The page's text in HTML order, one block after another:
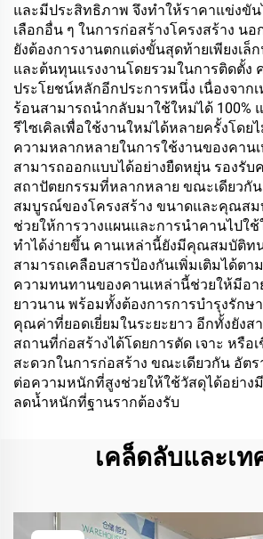
และมีประสิทธิภาพ จึงทำให้ราคาแข่งขัน
เลือกอื่น ๆ ในการก่อสร้างโครงสร้าง น
ยังต้องการงานตกแต่งขั้นสุดท้ายเพียงเล็
และต้นทุนแรงงานโดยรวมในการติดตั้ง
ประโยชน์หลักอีกประการหนึ่ง เนื่องจาก
ร้อนสามารถนำกลับมาใช้ใหม่ได้ 100%
รีไซเคิลเพื่อใช้งานใหม่ได้หลายครั้งโด
ความหลากหลายในการใช้งานของคาน
สามารถออกแบบได้อย่างยืดหยุ่น รองรับ
สถาปัตยกรรมที่หลากหลาย ขณะเดียวกัน
สมบูรณ์ของโครงสร้าง ขนาดและคุณสม
ช่วยให้การวางแผนและการนำคานไปใช้
ทำได้ง่ายขึ้น คานเหล่านี้ยังมีคุณสมบัติท
สามารถเคลือบสารป้องกันเพิ่มเติมได้ตา
ความทนทานของคานเหล่านี้ช่วยให้มีอา
ยาวนาน พร้อมทั้งต้องการการบำรุงรักษา
คุณค่าที่ยอดเยี่ยมในระยะยาว อีกทั้งยังส
สถานที่ก่อสร้างได้โดยการตัด เจาะ หรือ
สะดวกในการก่อสร้าง ขณะเดียวกัน อัต
ต่อความหนักที่สูงช่วยให้ใช้วัสดุได้อย่าง
ลดน้ำหนักที่ฐานรากต้องรับ
เคล็ดลับและเ